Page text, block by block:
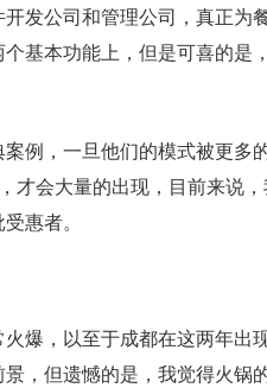
发公司和管理公司，真正为
基本功能上，但是可喜的是
例，一旦他们的模式被更多
才会大量的出现，目前来说
惠者。
爆，以至于成都在这两年出
，但遗憾的是，我觉得火锅